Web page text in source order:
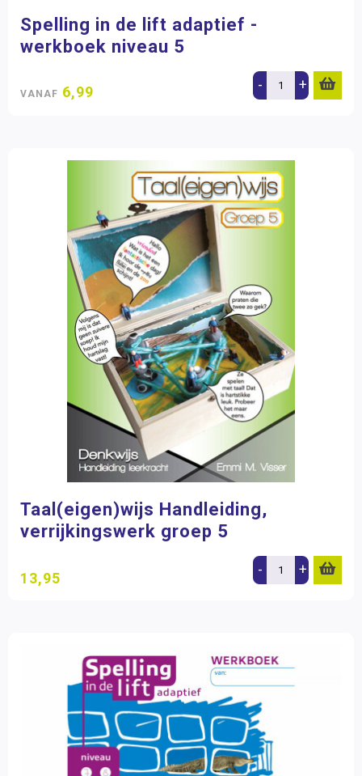
Spelling in de lift adaptief -
werkboek niveau 5
VANAF 6,99 - +
Taal(eigen)wijs Handleiding,
verrijkingswerk groep 5
13,95 - +